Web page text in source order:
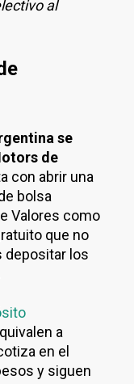
al
se
de
con abrir una
bolsa
Valores como
que no
depositar los
a
en el
y siguen